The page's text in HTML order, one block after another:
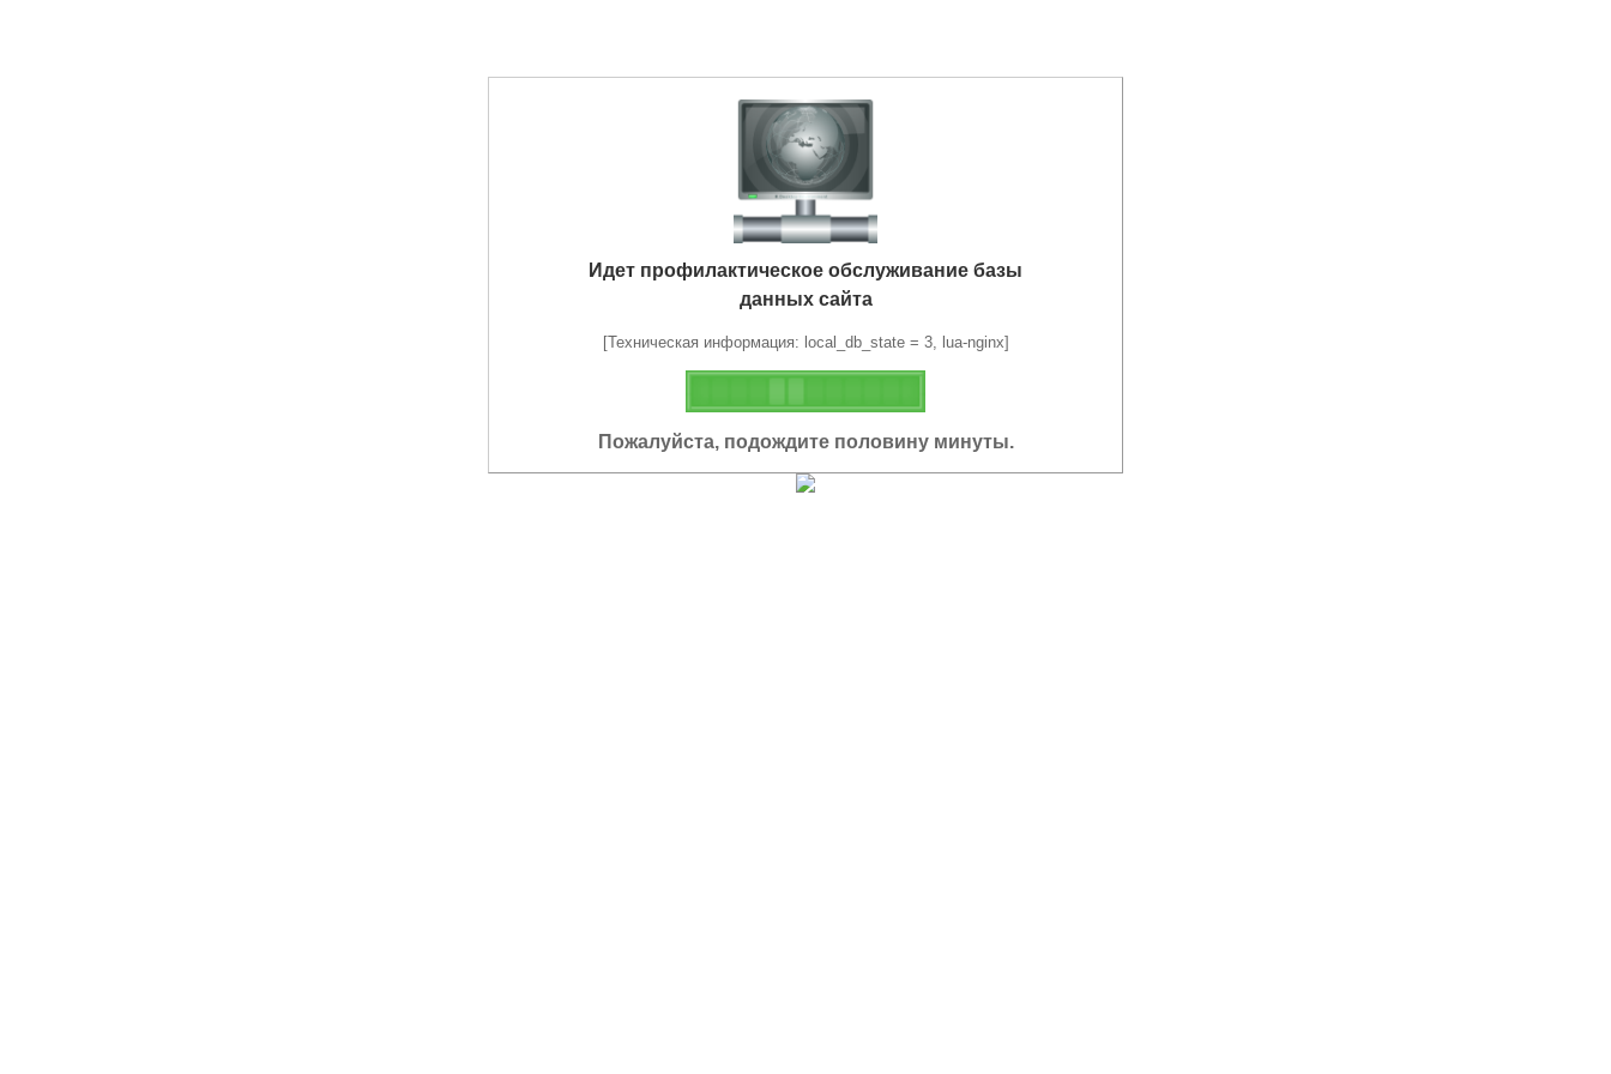
Идет профилактическое обслуживание базы
данных сайта
[Техническая информация: local_db_state = 3, lua-nginx]
Пожалуйста, подождите половину минуты.